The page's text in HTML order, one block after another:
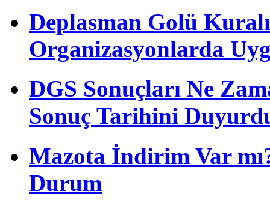
Deplasman Golü
Organizasyonlarda
DGS Sonuçları Ne
Sonuç Tarihini
Mazota İndirim Var
Durum